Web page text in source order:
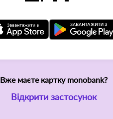
Вже маєте картку monobank?
Відкрити застосунок